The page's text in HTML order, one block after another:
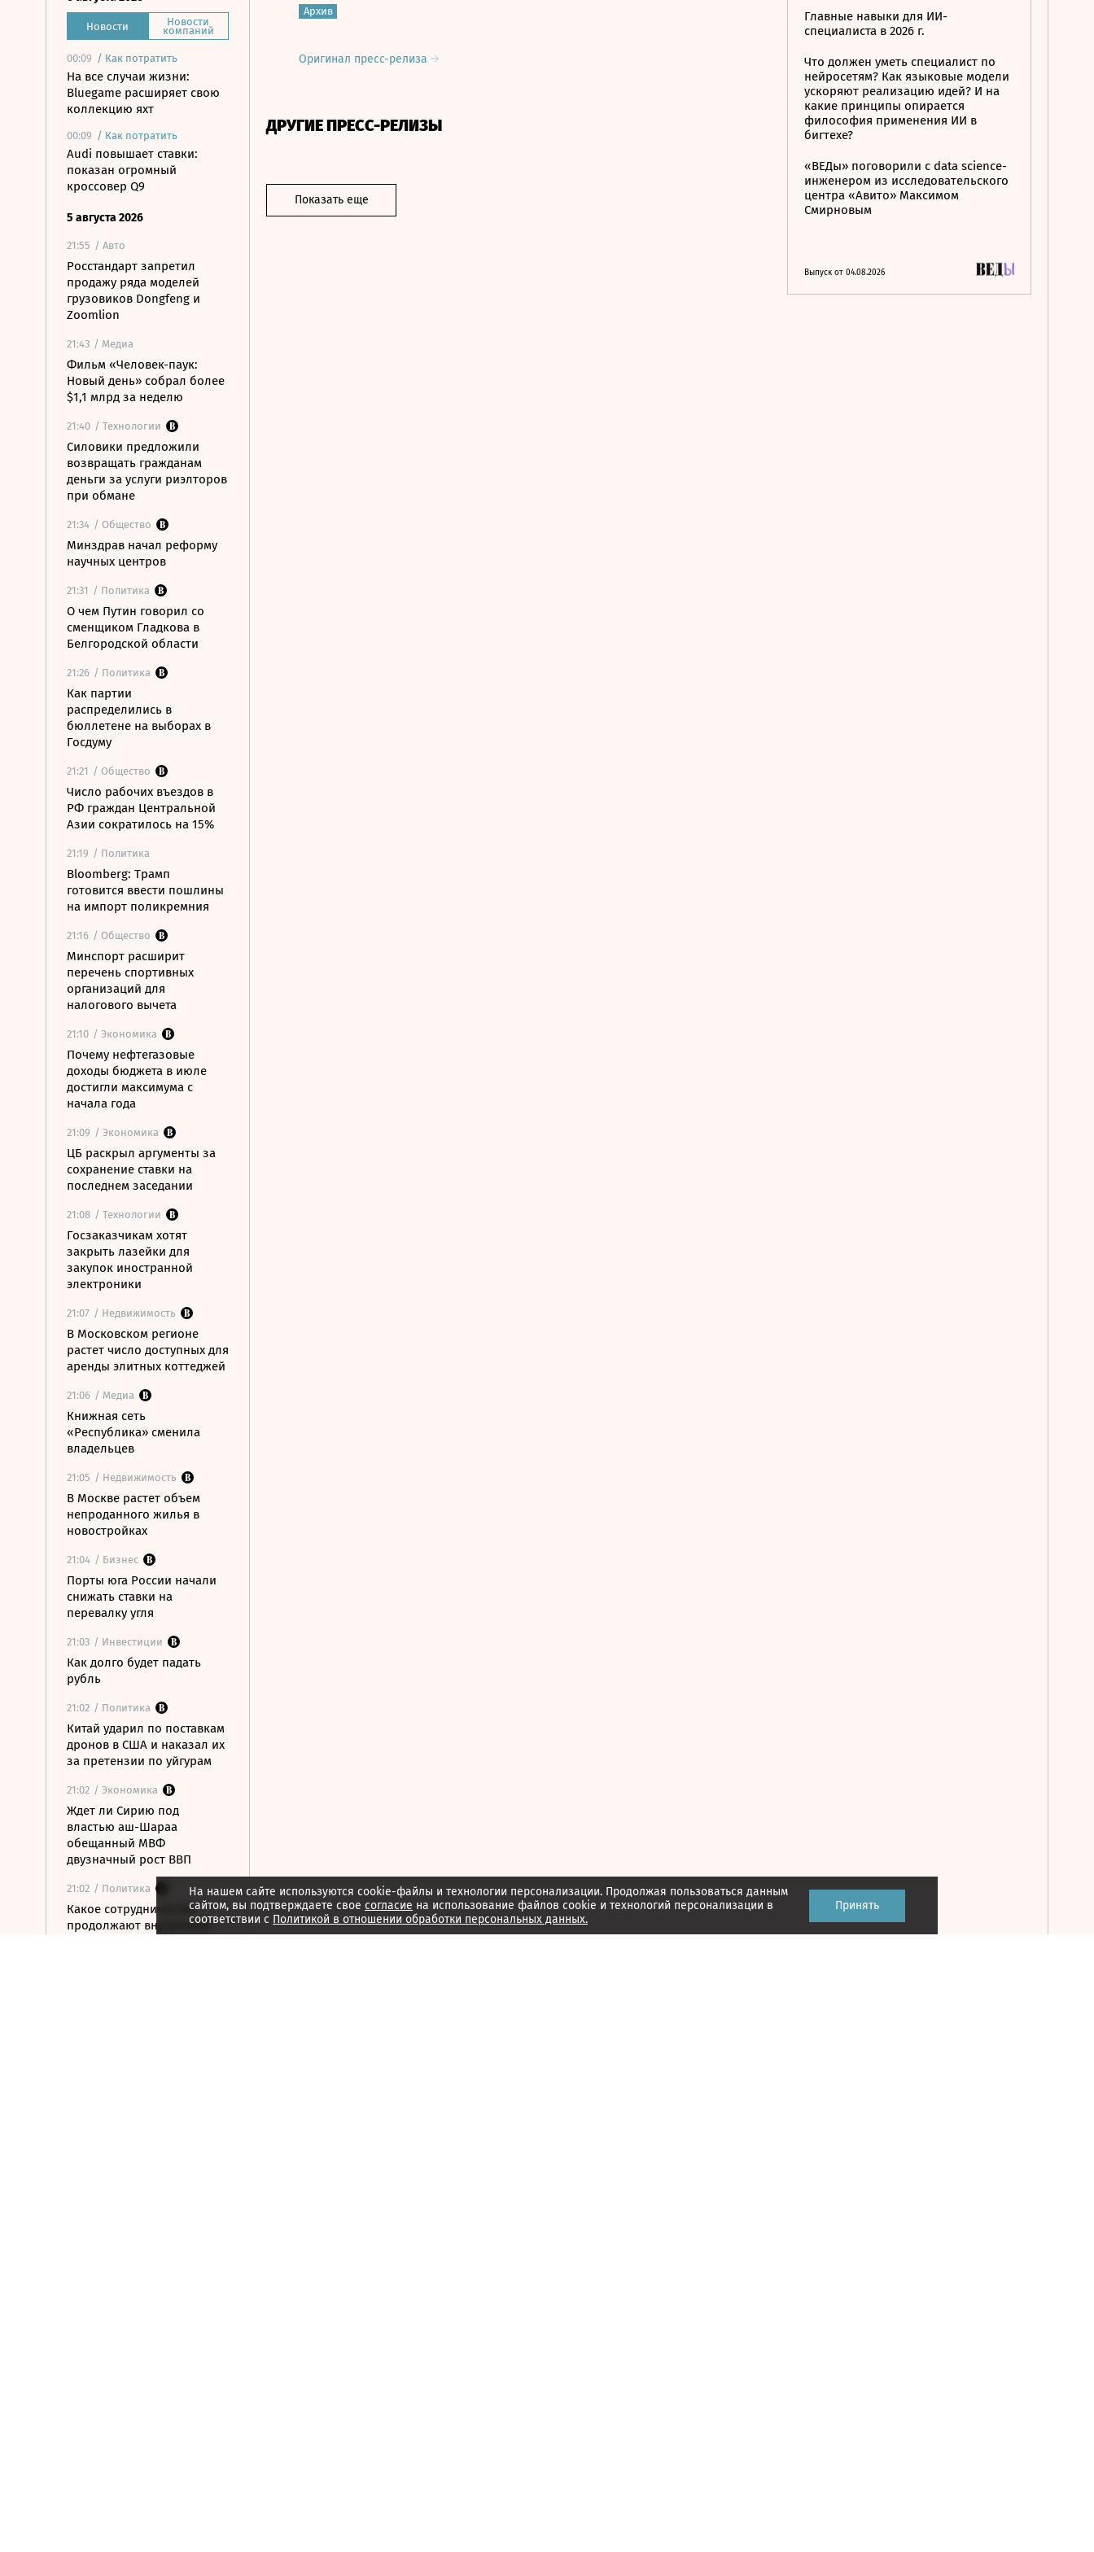
Новости Новости
компаний
00:09 / Как потратить
На все случаи жизни:
Bluegame расширяет свою
коллекцию яхт
00:09 / Как потратить
Audi повышает ставки:
показан огромный
кроссовер Q9
5 августа 2026
21:55 / Авто
Росстандарт запретил
продажу ряда моделей
грузовиков Dongfeng и
Zoomlion
21:43 / Медиа
Фильм «Человек-паук:
Новый день» собрал более
$1,1 млрд за неделю
21:40 / Технологии
Силовики предложили
возвращать гражданам
деньги за услуги риэлторов
при обмане
21:34 / Общество
Минздрав начал реформу
научных центров
21:31 / Политика
О чем Путин говорил со
сменщиком Гладкова в
Белгородской области
21:26 / Политика
Как партии
распределились в
бюллетене на выборах в
Госдуму
21:21 / Общество
Число рабочих въездов в
РФ граждан Центральной
Азии сократилось на 15%
21:19 / Политика
Bloomberg: Трамп
готовится ввести пошлины
на импорт поликремния
21:16 / Общество
Минспорт расширит
перечень спортивных
организаций для
налогового вычета
21:10 / Экономика
Почему нефтегазовые
доходы бюджета в июле
достигли максимума с
начала года
21:09 / Экономика
ЦБ раскрыл аргументы за
сохранение ставки на
последнем заседании
21:08 / Технологии
Госзаказчикам хотят
закрыть лазейки для
закупок иностранной
электроники
21:07 / Недвижимость
В Московском регионе
растет число доступных для
аренды элитных коттеджей
21:06 / Медиа
Книжная сеть
«Республика» сменила
владельцев
21:05 / Недвижимость
В Москве растет объем
непроданного жилья в
новостройках
21:04 / Бизнес
Порты юга России начали
снижать ставки на
перевалку угля
21:03 / Инвестиции
Как долго будет падать
рубль
21:02 / Политика
Китай ударил по поставкам
дронов в США и наказал их
за претензии по уйгурам
21:02 / Экономика
Ждет ли Сирию под
властью аш-Шараа
обещанный МВФ
двузначный рост ВВП
21:02 / Политика
Какое сотрудничество
продолжают внутренние
Архив
Оригинал пресс-релиза
ДРУГИЕ ПРЕСС-РЕЛИЗЫ
Показать еще
Главные навыки для ИИ-
специалиста в 2026 г.
Что должен уметь специалист по
нейросетям? Как языковые модели
ускоряют реализацию идей? И на
какие принципы опирается
философия применения ИИ в
бигтехе?
«ВЕДы» поговорили с data science-
инженером из исследовательского
центра «Авито» Максимом
Смирновым
Выпуск от 04.08.2026
На нашем сайте используются cookie-файлы и технологии персонализации. Продолжая пользоваться данным
сайтом, вы подтверждаете свое согласие на использование файлов cookie и технологий персонализации в
соответствии с Политикой в отношении обработки персональных данных.
Принять